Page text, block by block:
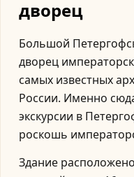
дворец
Большой
дворец
самых известных
России. Именно
экскурсии в
роскошь
Здание